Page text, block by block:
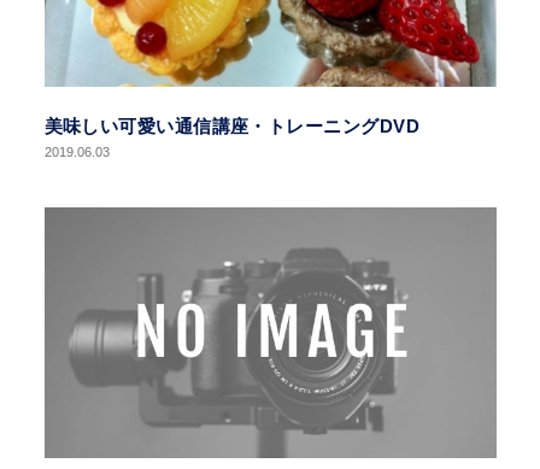
美味しい可愛い通信講座・トレーニングDVD
2019.06.03